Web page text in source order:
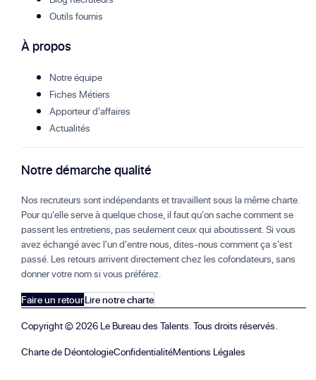
Outils fournis
À propos
Notre équipe
Fiches Métiers
Apporteur d'affaires
Actualités
Notre démarche qualité
Nos recruteurs sont indépendants et travaillent sous la même charte.
Pour qu'elle serve à quelque chose, il faut qu'on sache comment se
passent les entretiens, pas seulement ceux qui aboutissent. Si vous
avez échangé avec l'un d'entre nous, dites-nous comment ça s'est
passé. Les retours arrivent directement chez les cofondateurs, sans
donner votre nom si vous préférez.
Faire un retourLire notre charte
Copyright ©2026 Le Bureau des Talents. Tous droits réservés.
Charte de DéontologieConfidentialitéMentions Légales